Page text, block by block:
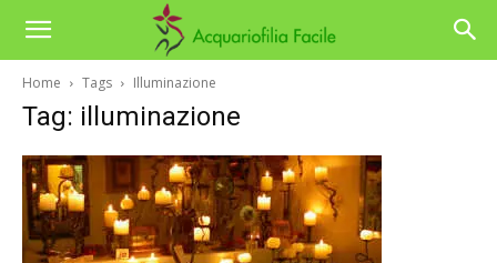
Home Tags Illuminazione
Tag: illuminazione